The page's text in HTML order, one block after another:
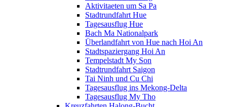
Aktivitaeten um Sa Pa
Stadtrundfahrt Hue
Tagesausflug Hue
Bach Ma Nationalpark
Überlandfahrt von Hue nach Hoi An
Stadtspaziergang Hoi An
Tempelstadt My Son
Stadtrundfahrt Saigon
Tai Ninh und Cu Chi
Tagesausflug ins Mekong-Delta
Tagesausflug My Tho